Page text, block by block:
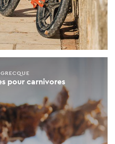
pour carnivores